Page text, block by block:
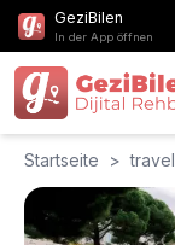
GeziBilen
In der App öffnen
Startseite >